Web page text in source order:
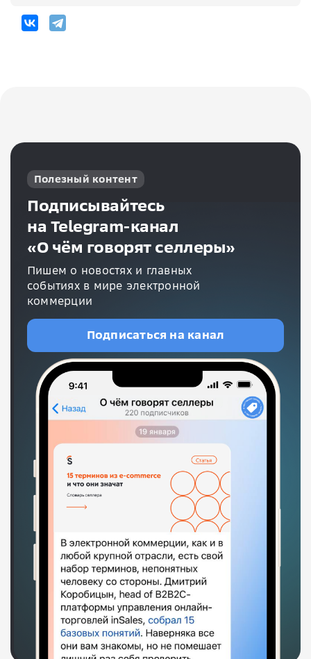
Полезный контент
Подписывайтесь
на Telegram-канал
«О чём говорят селлеры»
Пишем о новостях и главных
событиях в мире электронной
коммерции
Подписаться на канал